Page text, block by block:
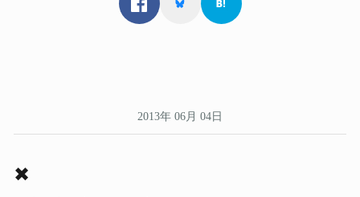
2013年 06月 04日
✖